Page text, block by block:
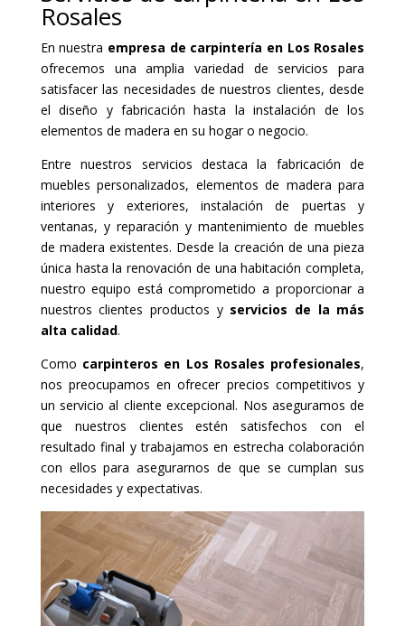
Rosales
En nuestra empresa de carpintería en Los Rosales
ofrecemos una amplia variedad de servicios para
satisfacer las necesidades de nuestros clientes, desde
el diseño y fabricación hasta la instalación de los
elementos de madera en su hogar o negocio.
Entre nuestros servicios destaca la fabricación de
muebles personalizados, elementos de madera para
interiores y exteriores, instalación de puertas y
ventanas, y reparación y mantenimiento de muebles
de madera existentes. Desde la creación de una pieza
única hasta la renovación de una habitación completa,
nuestro equipo está comprometido a proporcionar a
nuestros clientes productos y servicios de la más
alta calidad.
Como carpinteros en Los Rosales profesionales,
nos preocupamos en ofrecer precios competitivos y
un servicio al cliente excepcional. Nos aseguramos de
que nuestros clientes estén satisfechos con el
resultado final y trabajamos en estrecha colaboración
con ellos para asegurarnos de que se cumplan sus
necesidades y expectativas.